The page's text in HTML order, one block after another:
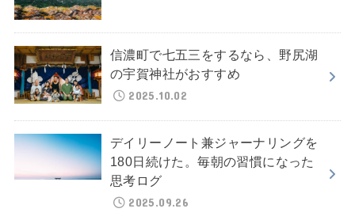
信濃町で七五三をするなら、野尻湖
の宇賀神社がおすすめ
2025.10.02
デイリーノート兼ジャーナリングを
180日続けた。毎朝の習慣になった
思考ログ
2025.09.26